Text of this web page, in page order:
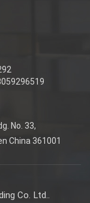
No. 33,
China 361001
Co. Ltd..